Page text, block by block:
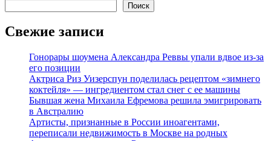
Поиск
Свежие записи
Гонорары шоумена Александра Реввы упали вдвое из-за
его позиции
Актриса Риз Уизерспун поделилась рецептом «зимнего
коктейля» — ингредиентом стал снег с ее машины
Бывшая жена Михаила Ефремова решила эмигрировать
в Австралию
Артисты, признанные в России иноагентами,
переписали недвижимость в Москве на родных